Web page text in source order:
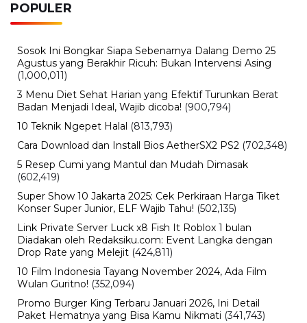
POPULER
Sosok Ini Bongkar Siapa Sebenarnya Dalang Demo 25
Agustus yang Berakhir Ricuh: Bukan Intervensi Asing
(1,000,011)
3 Menu Diet Sehat Harian yang Efektif Turunkan Berat
Badan Menjadi Ideal, Wajib dicoba! (900,794)
10 Teknik Ngepet Halal (813,793)
Cara Download dan Install Bios AetherSX2 PS2 (702,348)
5 Resep Cumi yang Mantul dan Mudah Dimasak
(602,419)
Super Show 10 Jakarta 2025: Cek Perkiraan Harga Tiket
Konser Super Junior, ELF Wajib Tahu! (502,135)
Link Private Server Luck x8 Fish It Roblox 1 bulan
Diadakan oleh Redaksiku.com: Event Langka dengan
Drop Rate yang Melejit (424,811)
10 Film Indonesia Tayang November 2024, Ada Film
Wulan Guritno! (352,094)
Promo Burger King Terbaru Januari 2026, Ini Detail
Paket Hematnya yang Bisa Kamu Nikmati (341,743)